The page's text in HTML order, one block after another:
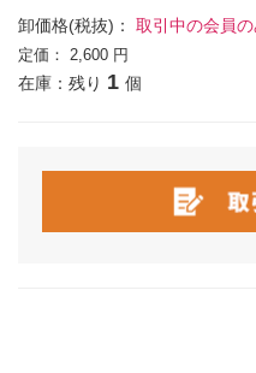
卸価格(税抜)： 取引中の会員の
定価： 2,600 円
在庫：残り 1 個